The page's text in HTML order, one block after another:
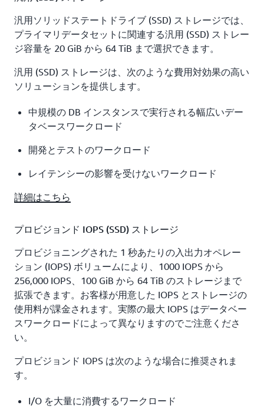
汎用ソリッドステートドライブ (SSD) ストレージでは、
プライマリデータセットに関連する汎用 (SSD) ストレー
ジ容量を 20 GiB から 64 TiB まで選択できます。
汎用 (SSD) ストレージは、次のような費用対効果の高い
ソリューションを提供します。
中規模の DB インスタンスで実行される幅広いデー
タベースワークロード
開発とテストのワークロード
レイテンシーの影響を受けないワークロード
詳細はこちら
プロビジョンド IOPS (SSD) ストレージ
プロビジョニングされた 1 秒あたりの入出力オペレー
ション (IOPS) ボリュームにより、1000 IOPS から
256,000 IOPS、100 GiB から 64 TiB のストレージまで
拡張できます。お客様が用意した IOPS とストレージの
使用料が課金されます。実際の最大 IOPS はデータベー
スワークロードによって異なりますのでご注意くださ
い。
プロビジョンド IOPS は次のような場合に推奨されま
す。
I/O を大量に消費するワークロード